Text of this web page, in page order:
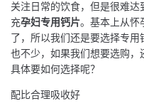
关注日常的饮食，但是很难
充孕妇专用钙片。基本上从怀
了，所以我们还是要选择专
也不少，如果我们想要选购
具体要如何选择呢？
配比合理吸收好